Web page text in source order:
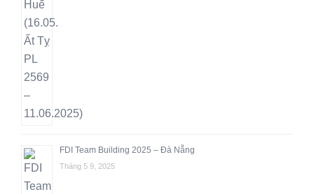
FDI Team Building 2025 – Đà Nẵng
Tháng 5 9, 2025